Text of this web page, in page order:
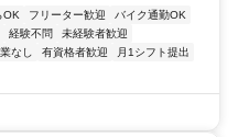
OK フリーター歓迎
バイク通勤OK
経験不問
未経験者歓迎
なし 有資格者歓迎
月1シフト提出